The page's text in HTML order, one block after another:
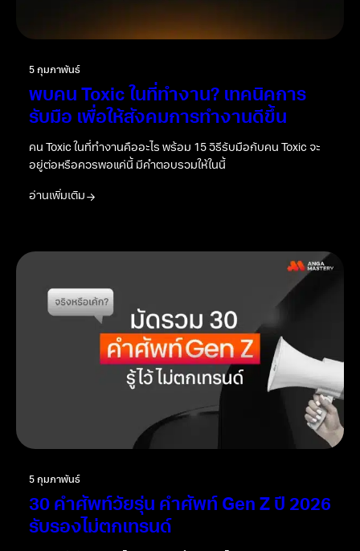
5 กุมภาพันธ์
พบคน Toxic ในที่ทำงาน? เทคนิคการ
รับมือ เพื่อให้สังคมการทำงานดีขึ้น
คน Toxic ในที่ทำงานคืออะไร พร้อม 15 วิธีรับมือกับคน Toxic จะ
อยู่ต่อหรือควรพอแค่นี้ มีคำตอบรวมให้ในนี้
อ่านเพิ่มเติม
5 กุมภาพันธ์
30 คำศัพท์วัยรุ่น คำศัพท์ Gen Z ปี 2026
รับรองไม่ตกเทรนด์